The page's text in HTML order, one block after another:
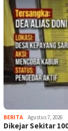
BERITA Agustus 7, 2026
Dikejar Sekitar